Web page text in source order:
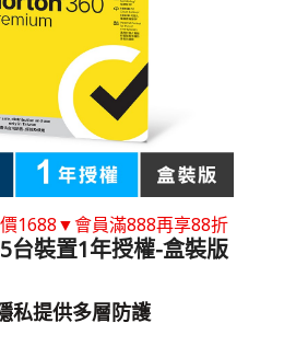
1688▼會員滿888再享88折
台裝置1年授權-盒裝版
私提供多層防護